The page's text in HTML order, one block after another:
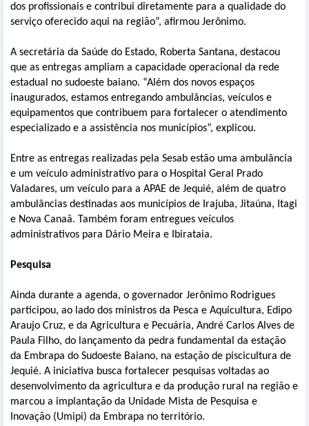
dos profissionais e contribui diretamente para a qualidade do
serviço oferecido aqui na região”, afirmou Jerônimo.
A secretária da Saúde do Estado, Roberta Santana, destacou
que as entregas ampliam a capacidade operacional da rede
estadual no sudoeste baiano. “Além dos novos espaços
inaugurados, estamos entregando ambulâncias, veículos e
equipamentos que contribuem para fortalecer o atendimento
especializado e a assistência nos municípios”, explicou.
Entre as entregas realizadas pela Sesab estão uma ambulância
e um veículo administrativo para o Hospital Geral Prado
Valadares, um veículo para a APAE de Jequié, além de quatro
ambulâncias destinadas aos municípios de Irajuba, Jitaúna, Itagi
e Nova Canaã. Também foram entregues veículos
administrativos para Dário Meira e Ibirataia.
Pesquisa
Ainda durante a agenda, o governador Jerônimo Rodrigues
participou, ao lado dos ministros da Pesca e Aquicultura, Edipo
Araujo Cruz, e da Agricultura e Pecuária, André Carlos Alves de
Paula Filho, do lançamento da pedra fundamental da estação
da Embrapa do Sudoeste Baiano, na estação de piscicultura de
Jequié. A iniciativa busca fortalecer pesquisas voltadas ao
desenvolvimento da agricultura e da produção rural na região e
marcou a implantação da Unidade Mista de Pesquisa e
Inovação (Umipi) da Embrapa no território.